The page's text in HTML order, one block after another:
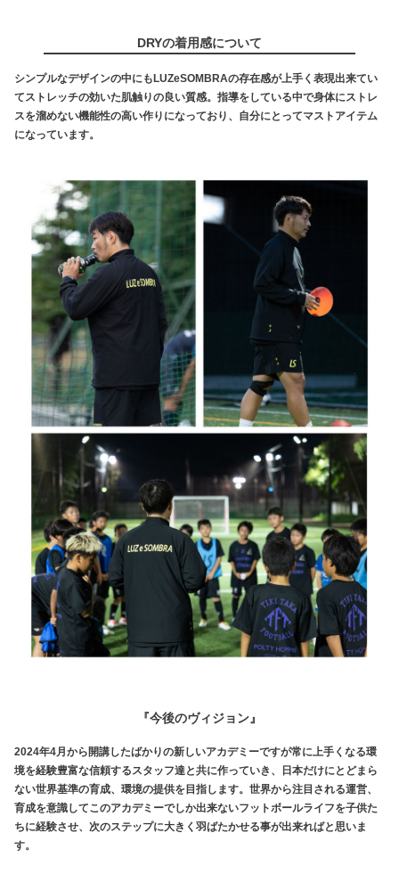
DRYの着用感について
シンプルなデザインの中にもLUZeSOMBRAの存在感が上手く表現出来てい
てストレッチの効いた肌触りの良い質感。指導をしている中で身体にストレ
スを溜めない機能性の高い作りになっており、自分にとってマストアイテム
になっています。
『今後のヴィジョン』
2024年4月から開講したばかりの新しいアカデミーですが常に上手くなる環
境を経験豊富な信頼するスタッフ達と共に作っていき、日本だけにとどまら
ない世界基準の育成、環境の提供を目指します。世界から注目される運営、
育成を意識してこのアカデミーでしか出来ないフットボールライフを子供た
ちに経験させ、次のステップに大きく羽ばたかせる事が出来ればと思いま
す。